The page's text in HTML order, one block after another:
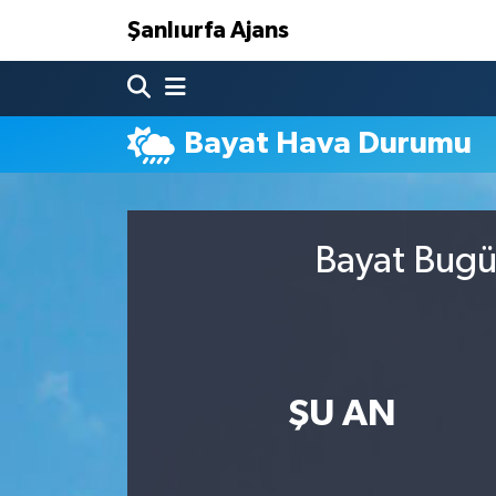
Şanlıurfa Ajans
Bayat Hava Durumu
Bayat
ŞU AN
Nöbetçi Eczaneler
Hava Durumu